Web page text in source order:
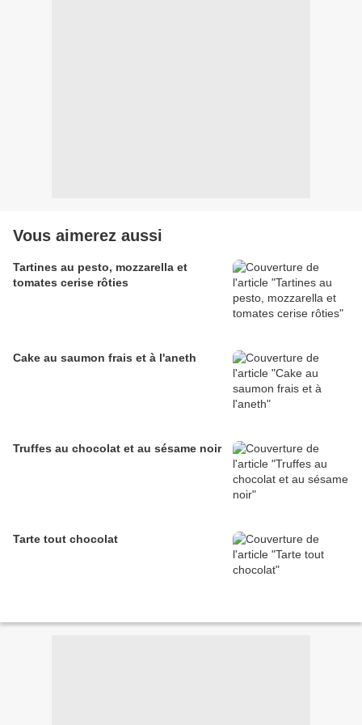
Vous aimerez aussi
Tartines au pesto, mozzarella et
tomates cerise rôties
Cake au saumon frais et à l'aneth
Truffes au chocolat et au sésame noir
Tarte tout chocolat